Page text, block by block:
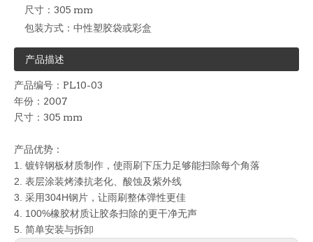
尺寸： 305 mm
包装方式： 中性塑胶袋或彩盒
产品描述
产品编号：PL10-03
年份：2007
尺寸：305 mm
产品优势：
1. 镀锌钢板材质制作，使雨刷下压力足够能扫除每个角落
2. 表层涂装烤漆抗老化、酸蚀及紫外线
3. 采用304H钢片，让雨刷整体弹性更佳
4. 100%橡胶材质让胶条扫除的更干净无声
5. 简单安装与拆卸